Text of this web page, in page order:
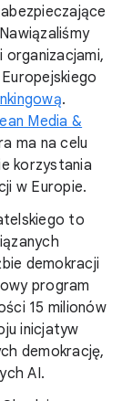
organizacjami,
.
Media &
ma na celu
korzystania
w Europie.
to
demokracji
program
15 milionów
inicjatyw
demokrację,
AI.